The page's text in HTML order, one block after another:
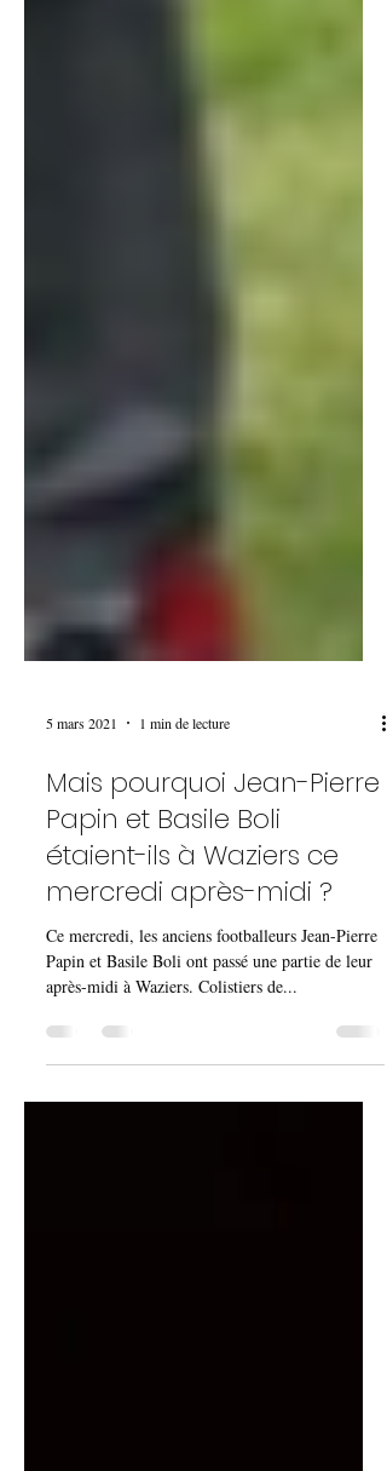
5 mars 2021 1 min de lecture
Mais pourquoi Jean-Pierre
Papin et Basile Boli
étaient-ils à Waziers ce
mercredi après-midi ?
Ce mercredi, les anciens footballeurs Jean-Pierre
après-midi à Waziers. Colistiers de...